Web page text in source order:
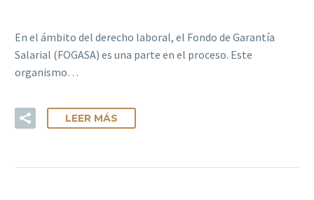
En el ámbito del derecho laboral, el Fondo de Garantía
Salarial (FOGASA) es una parte en el proceso. Este
organismo…
LEER MÁS